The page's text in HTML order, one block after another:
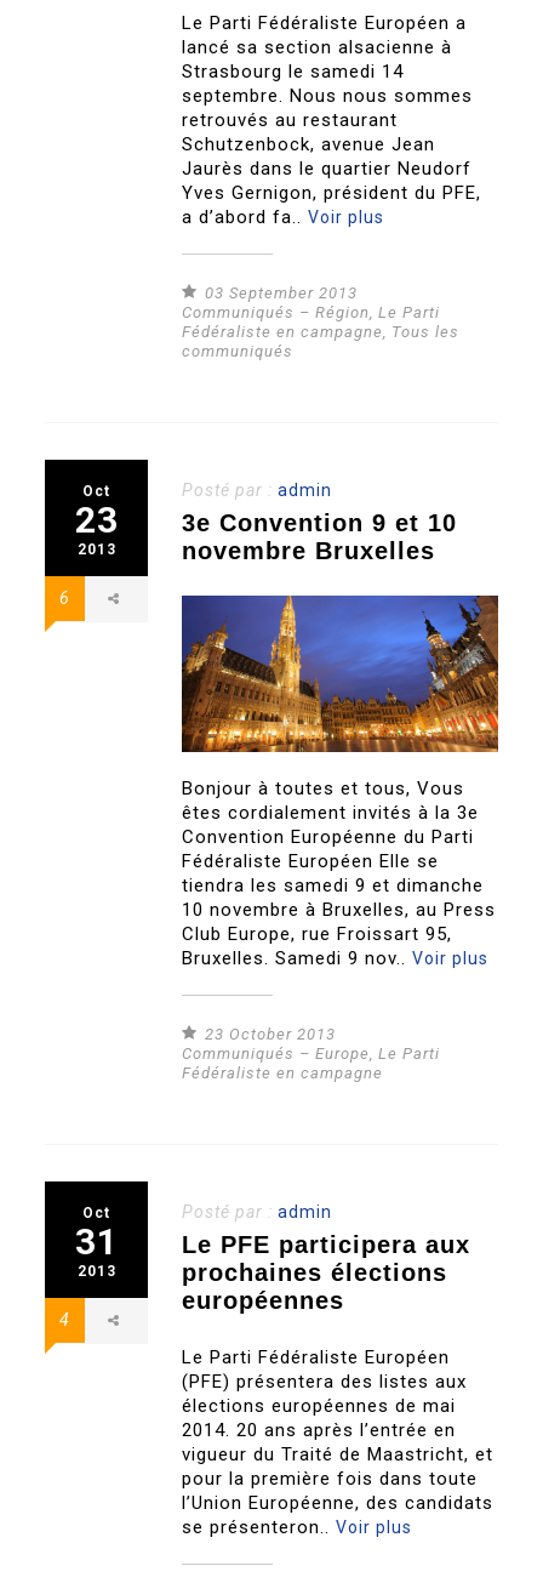
Le Parti Fédéraliste Européen a
lancé sa section alsacienne à
Strasbourg le samedi 14
septembre. Nous nous sommes
retrouvés au restaurant
Schutzenbock, avenue Jean
Jaurès dans le quartier Neudorf
Yves Gernigon, président du PFE,
a d’abord fa..Voir plus
03 September 2013
Communiqués – Région,Le Parti
Fédéraliste en campagne, Tous les
communiqués
Oct
23
2013
6
Posté par :admin
3e Convention 9 et 10
novembre Bruxelles
Bonjour à toutes et tous, Vous
êtes cordialement invités à la 3e
Convention Européenne du Parti
Fédéraliste Européen Elle se
tiendra les samedi 9 et dimanche
10 novembre à Bruxelles, au Press
Club Europe, rue Froissart 95,
Bruxelles. Samedi 9 nov..Voir plus
23 October 2013
Communiqués – Europe,Le Parti
Fédéraliste en campagne
Oct
31
2013
4
Posté par :admin
Le PFE participera aux
prochaines élections
européennes
Le Parti Fédéraliste Européen
(PFE) présentera des listes aux
élections européennes de mai
2014. 20 ans après l’entrée en
vigueur du Traité de Maastricht, et
pour la première fois dans toute
l’Union Européenne, des candidats
se présenteron..Voir plus